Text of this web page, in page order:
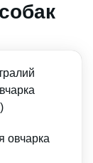
овчарка